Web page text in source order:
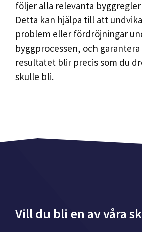
följer alla relevanta
Detta kan hjälpa till att
problem eller fördröjningar
byggprocessen, och
resultatet blir precis som du
skulle bli.
Vill du bli en av våra